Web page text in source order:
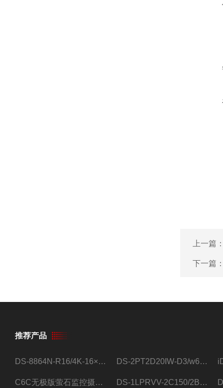
上一篇
下一篇
推荐产品
DS-8864N-R16/4K-16×4T/希捷16盘位录像机 DS-2PT2D20IW-D3/w64路高清硬盘录像机
C6C无极版萤石监控摄像头 DS-1LPRVV-2C150/2B监控室外夜视高清电源线护套线200米/卷